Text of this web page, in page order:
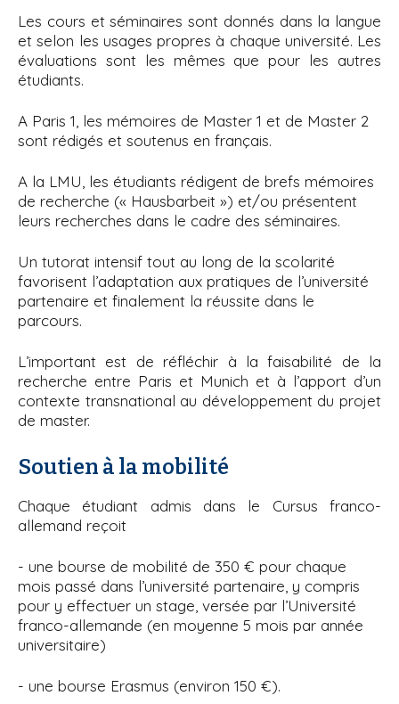
Les cours et séminaires sont donnés dans la langue
et selon les usages propres à chaque université. Les
évaluations sont les mêmes que pour les autres
étudiants.
A Paris 1, les mémoires de Master 1 et de Master 2
sont rédigés et soutenus en français.
A la LMU, les étudiants rédigent de brefs mémoires
de recherche (« Hausbarbeit ») et/ou présentent
leurs recherches dans le cadre des séminaires.
Un tutorat intensif tout au long de la scolarité
favorisent l’adaptation aux pratiques de l’université
partenaire et finalement la réussite dans le
parcours.
L’important est de réfléchir à la faisabilité de la
recherche entre Paris et Munich et à l’apport d’un
contexte transnational au développement du projet
de master.
Soutien à la mobilité
Chaque étudiant admis dans le Cursus franco-
allemand reçoit
- une bourse de mobilité de 350 € pour chaque
mois passé dans l’université partenaire, y compris
pour y effectuer un stage, versée par l’Université
franco-allemande (en moyenne 5 mois par année
universitaire)
- une bourse Erasmus (environ 150 €).